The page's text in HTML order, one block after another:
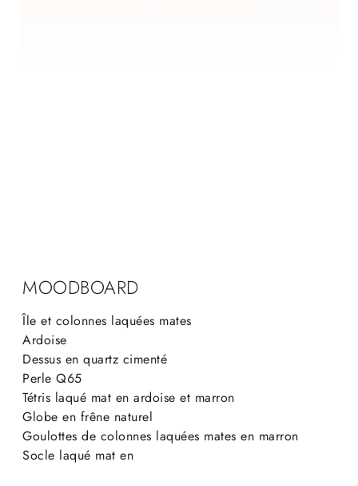
MOODBOARD
Île et colonnes laquées mates
Ardoise
Dessus en quartz cimenté
Perle Q65
Tétris laqué mat en ardoise et marron
Globe en frêne naturel
Goulottes de colonnes laquées mates en marron
Socle laqué mat en